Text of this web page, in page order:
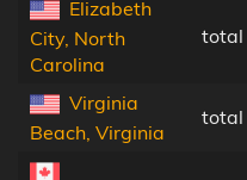
Elizabeth
City, North
Carolina
total
Virginia
Beach, Virginia
total